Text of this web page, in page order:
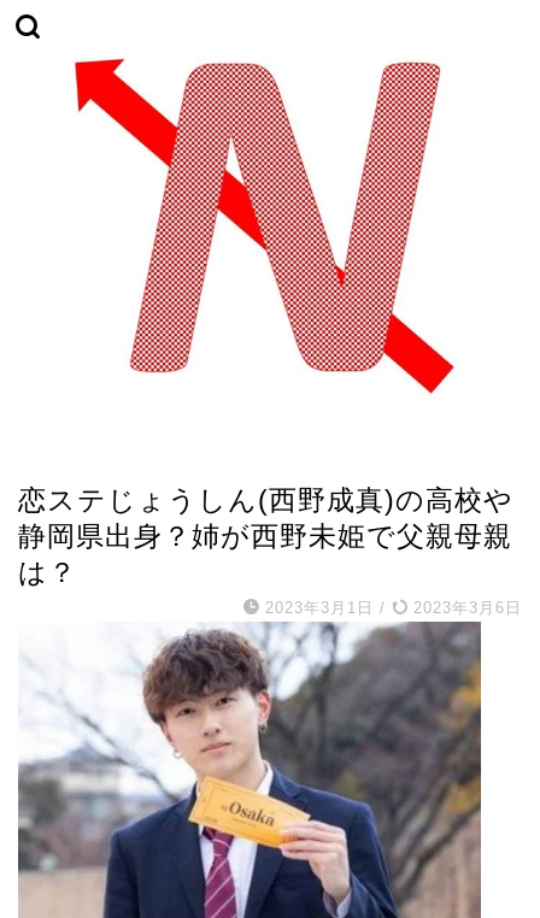
恋ステじょうしん(西野成真)の高校や
静岡県出身？姉が西野未姫で父親母親
は？
2023年3月1日 / 2023年3月6日